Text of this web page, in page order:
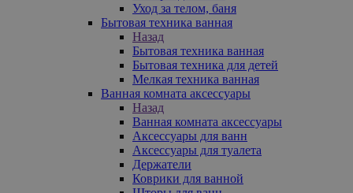
Уход за телом, баня
Бытовая техника ванная
Назад
Бытовая техника ванная
Бытовая техника для детей
Мелкая техника ванная
Ванная комната аксессуары
Назад
Ванная комната аксессуары
Аксессуары для ванн
Аксессуары для туалета
Держатели
Коврики для ванной